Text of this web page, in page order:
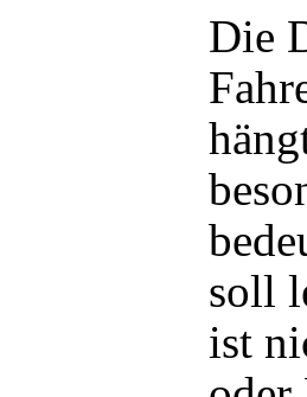
Die
soll
ist